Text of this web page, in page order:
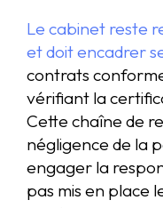
Le cabinet reste
et doit encadrer
contrats
vérifiant la
Cette chaîne de
négligence de la
engager la
pas mis en place